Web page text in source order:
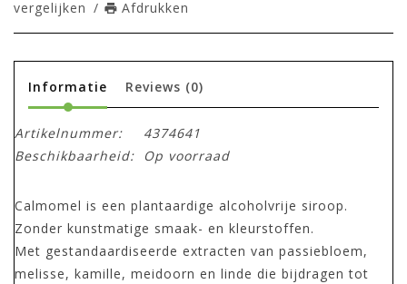
vergelijken / Afdrukken
Informatie Reviews (0)
Artikelnummer:
4374641
Beschikbaarheid:
Op voorraad
Calmomel is een plantaardige alcoholvrije siroop.
Zonder kunstmatige smaak- en kleurstoffen.
Met gestandaardiseerde extracten van passiebloem,
melisse, kamille, meidoorn en linde die bijdragen tot